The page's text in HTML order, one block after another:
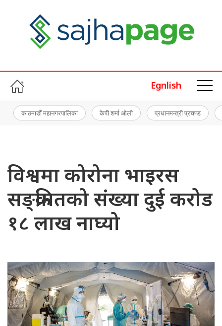
Egnlish
काठमाडौं महानगरपालिका केपी शर्मा ओली प्रधानमन्त्री प्रचण्ड
विश्वमा कोरोना भाइरस
सङ्क्रमितको संख्या दुई करोड
१८ लाख नाघ्यो